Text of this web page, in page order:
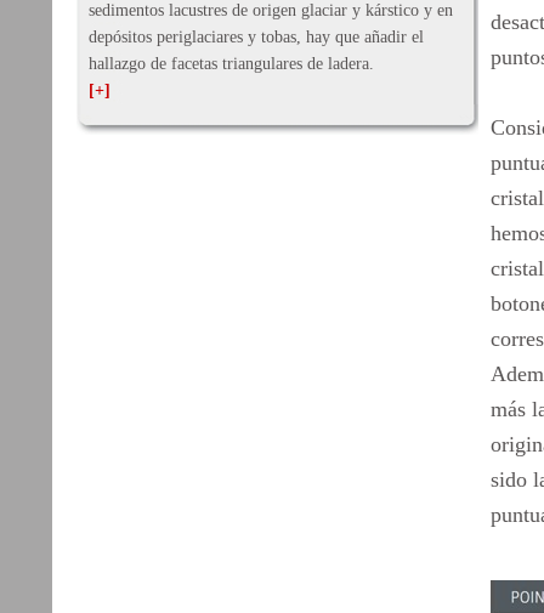
sedimentos lacustres de origen glaciar y kárstico y en
depósitos periglaciares y tobas, hay que añadir el
hallazgo de facetas triangulares de ladera.
[+]
más
sido